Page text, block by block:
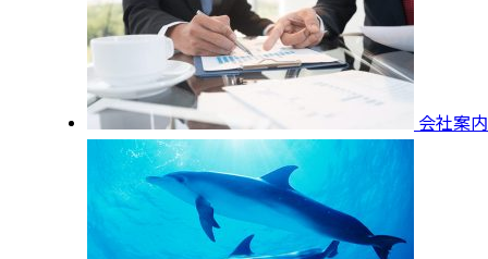
会社案内